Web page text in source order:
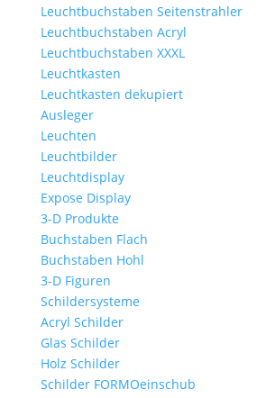
Leuchtbuchstaben Seitenstrahler
Leuchtbuchstaben Acryl
Leuchtbuchstaben XXXL
Leuchtkasten
Leuchtkasten dekupiert
Ausleger
Leuchten
Leuchtbilder
Leuchtdisplay
Expose Display
3-D Produkte
Buchstaben Flach
Buchstaben Hohl
3-D Figuren
Schildersysteme
Acryl Schilder
Glas Schilder
Holz Schilder
Schilder FORMOeinschub